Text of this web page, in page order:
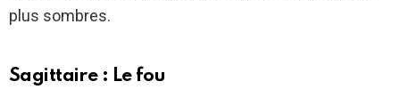
plus sombres.
Sagittaire : Le fou